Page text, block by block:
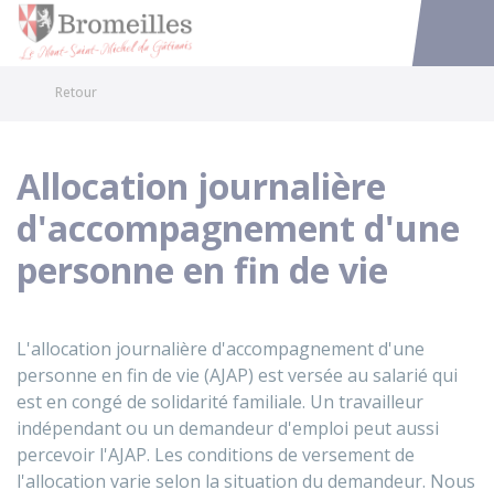
Accéder
Retour
Allocation journalière
d'accompagnement d'une
personne en fin de vie
L'allocation journalière d'accompagnement d'une
personne en fin de vie (AJAP) est versée au salarié qui
est en congé de solidarité familiale. Un travailleur
indépendant ou un demandeur d'emploi peut aussi
percevoir l'AJAP. Les conditions de versement de
l'allocation varie selon la situation du demandeur. Nous